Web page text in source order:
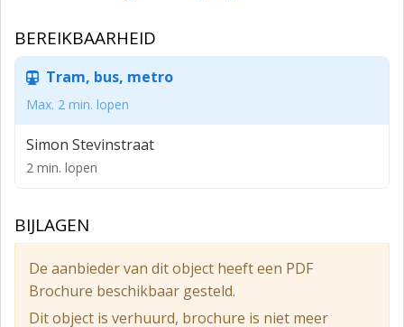
Begane grond: entree, aangesloten meterkast, trap
naar verdieping
1e verdieping: kantoor/opslag ruimte
- bouwjaar: 2024
- verdieping 78 m²
- de elektrische installatie is uitgevoerd op basis van
220 volt, 3x25 ampère (meter).
- iedere unit is voorzien van een eigen
BEREIKBAARHEID
Tram, bus, metro
Max. 2 min. lopen
Simon Stevinstraat
2 min. lopen
BIJLAGEN
De aanbieder van dit object heeft een PDF
Brochure beschikbaar gesteld.
Dit object is verhuurd, brochure is niet meer